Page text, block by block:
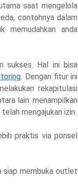
saat mengelola
contohnya dalam
memudahkan anda
sukses. Hal ini bisa
. Dengan fitur ini
rekapitulasi
lain: menampilkan
mengajukan izin.
praktis via ponsel
siap membuka outlet